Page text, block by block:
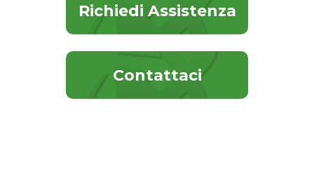
Richiedi Assistenza
Contattaci